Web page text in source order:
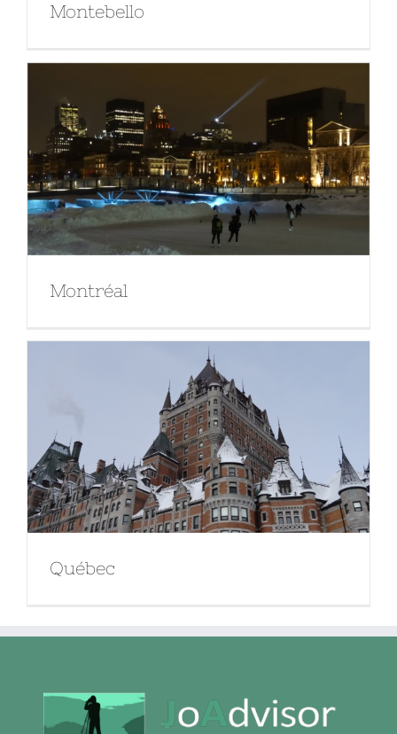
Montebello
Montréal
Québec